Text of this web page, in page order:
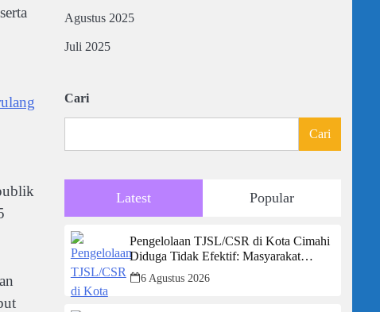
Agustus 2025
Juli 2025
Cari
Cari
Latest Popular
Pengelolaan TJSL/CSR di Kota Cimahi
Diduga Tidak Efektif: Masyarakat
Desak Transparansi Penuh dan
Perbaikan Sistem
6 Agustus 2026